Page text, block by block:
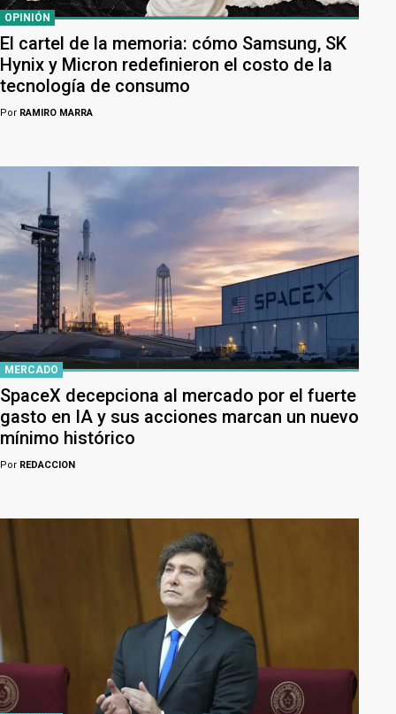
OPINIÓN
El cartel de la memoria: cómo Samsung, SK
Hynix y Micron redefinieron el costo de la
tecnología de consumo
Por RAMIRO MARRA
MERCADO
SpaceX decepciona al mercado por el fuerte
gasto en IA y sus acciones marcan un nuevo
mínimo histórico
Por REDACCION